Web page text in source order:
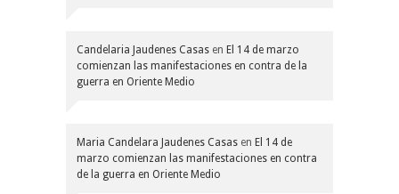
Candelaria Jaudenes Casas en El 14 de marzo
comienzan las manifestaciones en contra de la
guerra en Oriente Medio
Maria Candelara Jaudenes Casas en El 14 de
marzo comienzan las manifestaciones en contra
de la guerra en Oriente Medio